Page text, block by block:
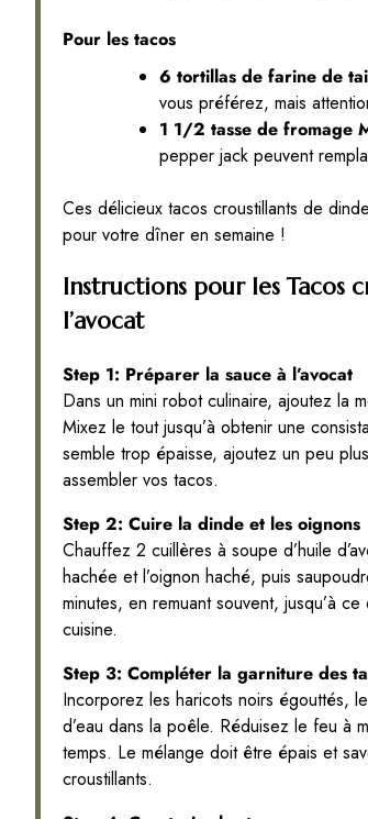
Pour les tacos
6 tortillas de farine de
vous préférez, mais
1 1/2 tasse de fromage
pepper jack peuvent
Ces délicieux tacos croustillants de
pour votre dîner en semaine !
Instructions pour les Tacos
l’avocat
Step 1: Préparer la sauce à l’avocat
Dans un mini robot culinaire, ajoutez la
Mixez le tout jusqu’à obtenir une
semble trop épaisse, ajoutez un peu
assembler vos tacos.
Step 2: Cuire la dinde et les oignons
Chauffez 2 cuillères à soupe d’huile
hachée et l’oignon haché, puis
minutes, en remuant souvent, jusqu’à
cuisine.
Step 3: Compléter la garniture des
Incorporez les haricots noirs égouttés,
d’eau dans la poêle. Réduisez le feu à
temps. Le mélange doit être épais et
croustillants.